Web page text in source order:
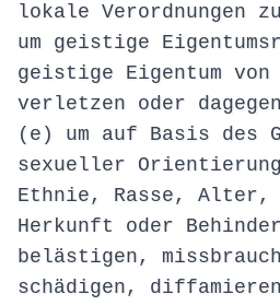
lokale Verordnungen
um geistige
geistige Eigentum von
verletzen oder
(e) um auf Basis des
sexueller
Ethnie, Rasse, Alter,
Herkunft oder
belästigen,
schädigen,